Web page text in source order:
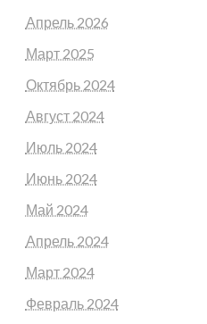
Апрель 2026
Март 2025
Октябрь 2024
Август 2024
Июль 2024
Июнь 2024
Май 2024
Апрель 2024
Март 2024
Февраль 2024